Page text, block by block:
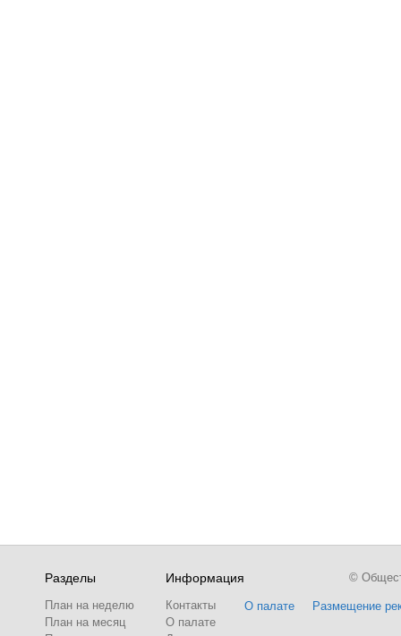
Разделы
План на неделю
План на месяц
Информация
Контакты
О палате
О палате Размещение
©